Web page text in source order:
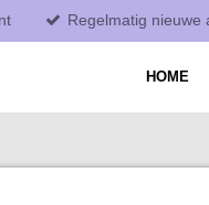
Regelmatig nieuwe
HOME